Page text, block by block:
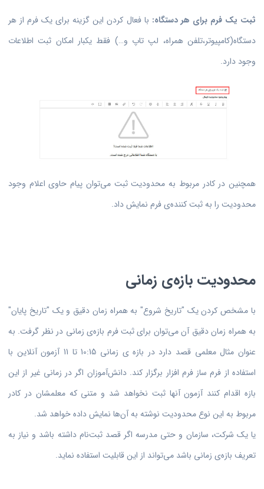
ثبت یک فرم برای هر دستگاه: با فعال کردن این گزینه برای یک فرم از هر
دستگاه(کامپیوتر،تلفن همراه، لپ تاپ و…) فقط یکبار امکان ثبت اطلاعات
وجود دارد.
همچنین در کادر مربوط به محدودیت ثبت می‌توان پیام حاوی اعلام وجود
محدودیت را به ثبت کننده‌ی فرم نمایش داد.
محدودیت بازه‌ی زمانی
با مشخص کردن یک "تاریخ شروع" به همراه زمان دقیق و یک "تاریخ پایان"
به همراه زمان دقیق آن می‌توان برای ثبت فرم بازه‌ی زمانی در نظر گرفت. به
عنوان مثال معلمی قصد دارد در بازه ی زمانی 10:15 تا 11 آزمون آنلاین با
استفاده از فرم ساز فرم‌ افزار برگزار کند. دانش‌آموزان اگر در زمانی غیر از این
بازه اقدام کنند آزمون آنها ثبت نخواهد شد و متنی که معلمشان در کادر
مربوط به این نوع محدودیت نوشته به آن‌ها نمایش داده خواهد شد.
یا یک شرکت، سازمان و حتی مدرسه اگر قصد ثبت‌نام داشته باشد و نیاز به
تعریف بازه‌ی زمانی باشد می‌تواند از این قابلیت استفاده نماید.